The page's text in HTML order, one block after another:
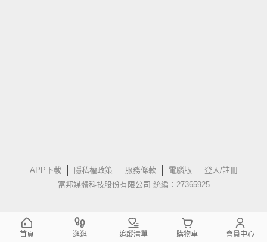
APP下載 隱私權政策 服務條款 電腦版
登入/註冊
富邦媒體科技股份有限公司 統編：27365925
首頁 逛逛 追蹤清單 購物車 會員中心